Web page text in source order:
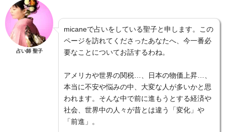
占い師 聖子
micaneで占いをしている聖子と申します。この
ページを訪れてくださったあなたへ、今一番必
要なことについてお話するわね。
アメリカや世界の関税…、日本の物価上昇…、
本当に不安や悩みの中、大変な人が多いかと思
われます。そんな中で前に進もうとする経済や
社会、世界中の人々が昔とは違う「変化」や
「前進」。